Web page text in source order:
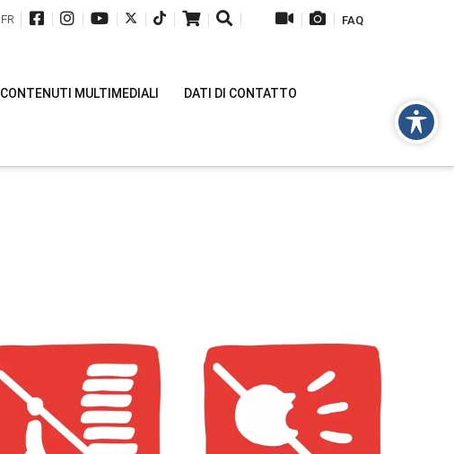
| | | | | | | | | FAQ
FR
CONTENUTI MULTIMEDIALI DATI DI CONTATTO